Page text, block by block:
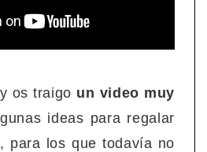
os traigo un video muy
ideas para regalar
para los que todavía no